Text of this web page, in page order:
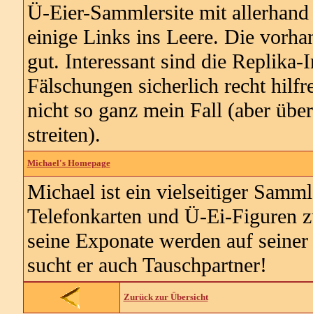
Ü-Eier-Sammlersite mit
einige Links ins Leere. Die
gut. Interessant sind die
Fälschungen sicherlich recht
nicht so ganz mein Fall (aber
streiten).
Michael's Homepage
Michael ist ein vielseitiger
Telefonkarten und Ü-Ei-Figuren
seine Exponate werden auf
sucht er auch Tauschpartner!
Zurück zur Übersicht